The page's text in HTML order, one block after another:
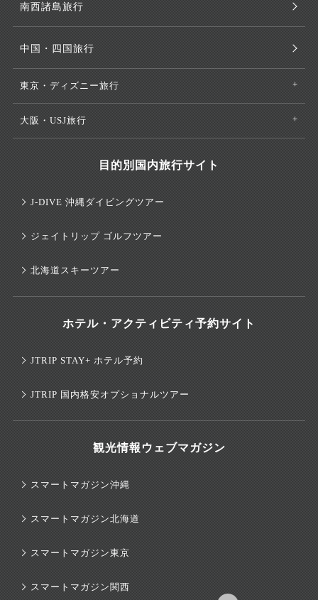
南西諸島旅行
中国・四国旅行
東京・ディズニー旅行
大阪・USJ旅行
目的別国内旅行サイト
J-DIVE 沖縄ダイビングツアー
ジェイトリップ ゴルフツアー
北海道スキーツアー
ホテル・アクティビティ予約サイト
JTRIP STAY+ ホテル予約
JTRIP 国内格安オプショナルツアー
観光情報ウェブマガジン
スマートマガジン沖縄
スマートマガジン北海道
スマートマガジン東京
スマートマガジン関西